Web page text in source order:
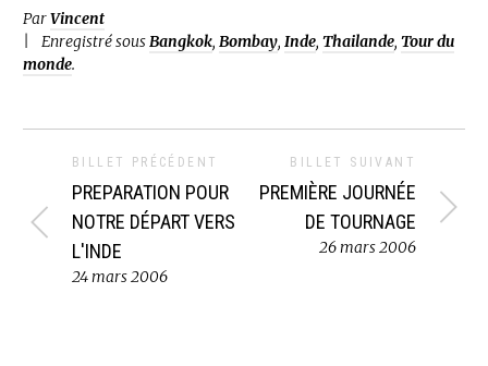
ParVincent
Enregistré sousBangkok, Bombay, Inde, Thailande, Tour du
monde.
BILLET PRÉCÉDENT
PREPARATION POUR
NOTRE DÉPART VERS
L'INDE
24 mars 2006
BILLET SUIVANT
PREMIÈRE JOURNÉE
DE TOURNAGE
26 mars 2006